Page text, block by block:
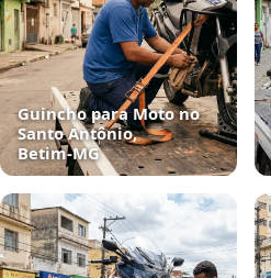
Guincho para Moto no
Santo Antônio,
Betim‑MG